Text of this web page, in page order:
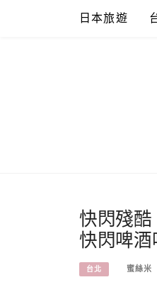
日本旅遊
快閃殘酷
快閃啤酒
台北 蜜絲米